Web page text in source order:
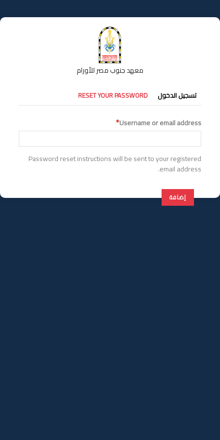
إلى
المحتوى
معهد جنوب مصر للأورام
التبويبات
الأساسية
تسجيل الدخول RESET YOUR PASSWORD
Username or email address
Password reset instructions will be sent to your registered
email address.